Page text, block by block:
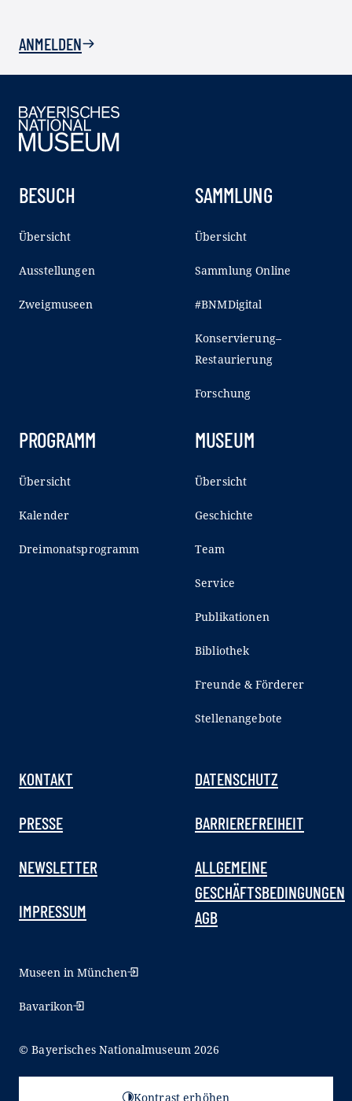
ANMELDEN
BESUCH
Übersicht
Ausstellungen
Zweigmuseen
SAMMLUNG
Übersicht
Sammlung Online
#BNMDigital
Konservierung–
Restaurierung
Forschung
PROGRAMM
Übersicht
Kalender
Dreimonatsprogramm
MUSEUM
Übersicht
Geschichte
Team
Service
Publikationen
Bibliothek
Freunde & Förderer
Stellenangebote
KONTAKT
PRESSE
NEWSLETTER
IMPRESSUM
DATENSCHUTZ
BARRIEREFREIHEIT
ALLGEMEINE
GESCHÄFTSBEDINGUNGEN
AGB
Museen in München
Bavarikon
© Bayerisches Nationalmuseum 2026
Kontrast erhöhen